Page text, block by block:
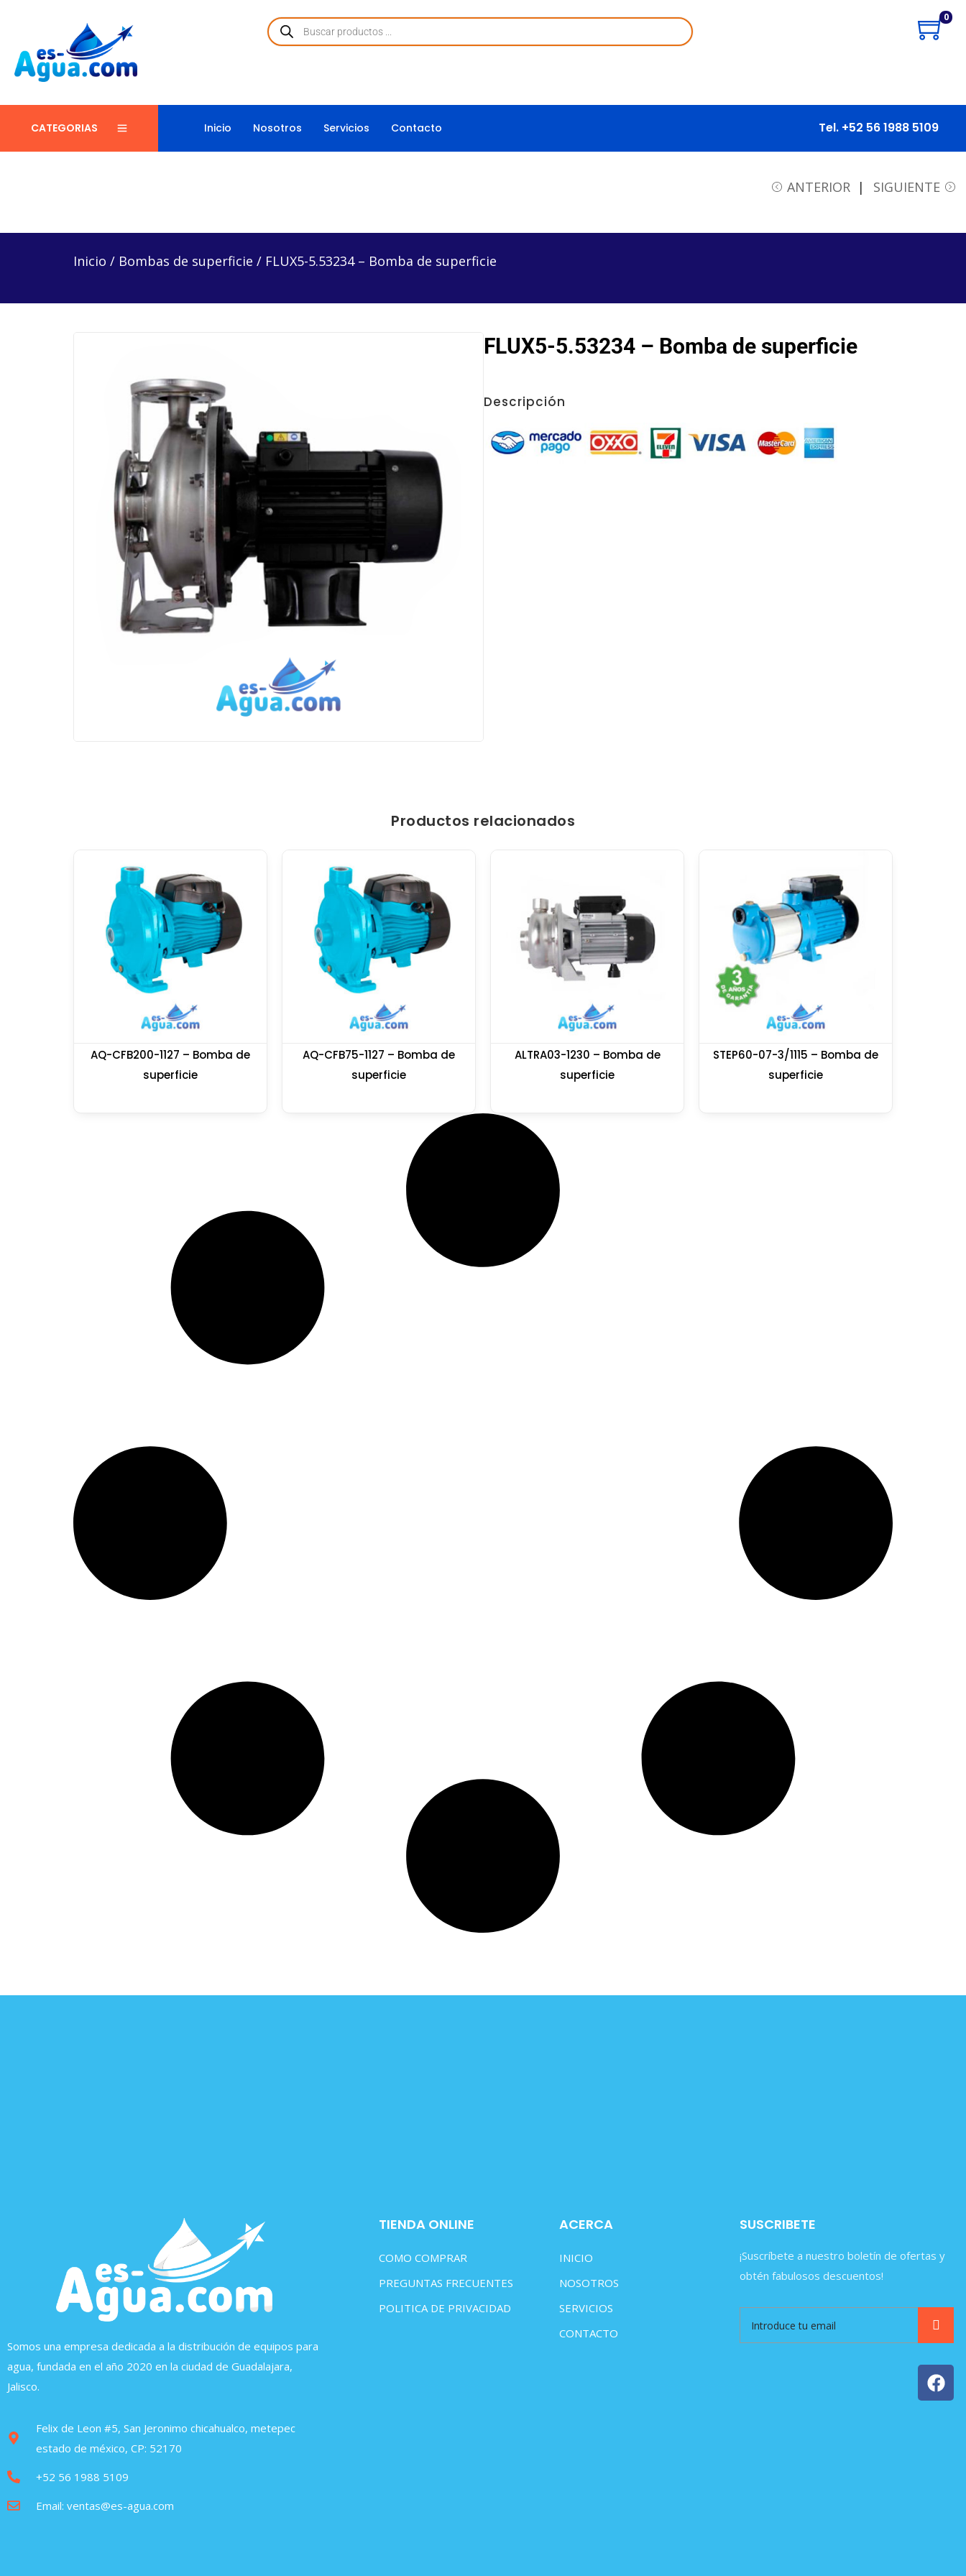
0
CATEGORIAS Inicio Nosotros Servicios Contacto Tel. +52 56 1988 5109
ANTERIOR SIGUIENTE
Inicio / Bombas de superficie / FLUX5-5.53234 – Bomba de superficie
FLUX5-5.53234 – Bomba de superficie
Descripción
Productos relacionados
AQ-CFB200-1127 – Bomba de
superficie
AQ-CFB75-1127 – Bomba de
superficie
ALTRA03-1230 – Bomba de
superficie
STEP60-07-3/1115 – Bomba de
superficie
Somos una empresa dedicada a la distribución de equipos para
agua, fundada en el año 2020 en la ciudad de Guadalajara,
Jalisco.
Felix de Leon #5, San Jeronimo chicahualco, metepec
estado de méxico, CP: 52170
+52 56 1988 5109
Email: ventas@es-agua.com
TIENDA ONLINE
COMO COMPRAR
PREGUNTAS FRECUENTES
POLITICA DE PRIVACIDAD
ACERCA
INICIO
NOSOTROS
SERVICIOS
CONTACTO
SUSCRIBETE
¡Suscríbete a nuestro boletín de ofertas y
obtén fabulosos descuentos!